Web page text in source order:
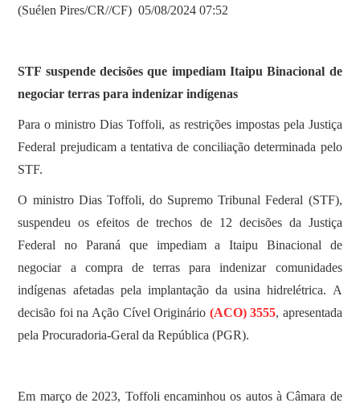
(Suélen Pires/CR//CF) 05/08/2024 07:52
STF suspende decisões que impediam Itaipu Binacional de
negociar terras para indenizar indígenas
Para o ministro Dias Toffoli, as restrições impostas pela Justiça
Federal prejudicam a tentativa de conciliação determinada pelo
STF.
O ministro Dias Toffoli, do Supremo Tribunal Federal (STF),
suspendeu os efeitos de trechos de 12 decisões da Justiça
Federal no Paraná que impediam a Itaipu Binacional de
negociar a compra de terras para indenizar comunidades
indígenas afetadas pela implantação da usina hidrelétrica. A
decisão foi na Ação Cível Originário (ACO) 3555, apresentada
pela Procuradoria-Geral da República (PGR).
Em março de 2023, Toffoli encaminhou os autos à Câmara de